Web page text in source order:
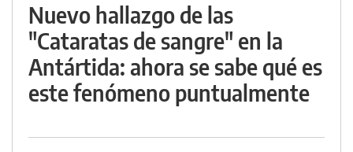
Nuevo hallazgo de las
"Cataratas de sangre" en la
Antártida: ahora se sabe qué es
este fenómeno puntualmente